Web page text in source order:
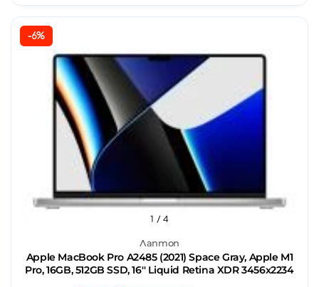
-6%
Лаптоп
Apple MacBook Pro A2485 (2021) Space Gray, Apple M1
Pro, 16GB, 512GB SSD, 16'' Liquid Retina XDR 3456x2234
1 / 4